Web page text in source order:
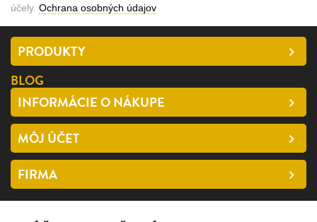
účely. Ochrana osobných údajov
PRODUKTY
BLOG
INFORMÁCIE O NÁKUPE
MÔJ ÚČET
FIRMA